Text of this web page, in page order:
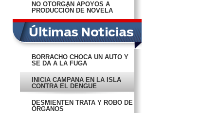
NO OTORGAN APOYOS A
PRODUCCIÓN DE NOVELA
BORRACHO CHOCA UN AUTO Y
SE DA A LA FUGA
INICIA CAMPAÑA EN LA ISLA
CONTRA EL DENGUE
DESMIENTEN TRATA Y ROBO DE
ÓRGANOS